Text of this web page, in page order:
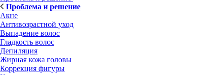
Проблема и решение
Акне
Антивозрастной уход
Выпадение волос
Гладкость волос
Депиляция
Жирная кожа головы
Коррекция фигуры